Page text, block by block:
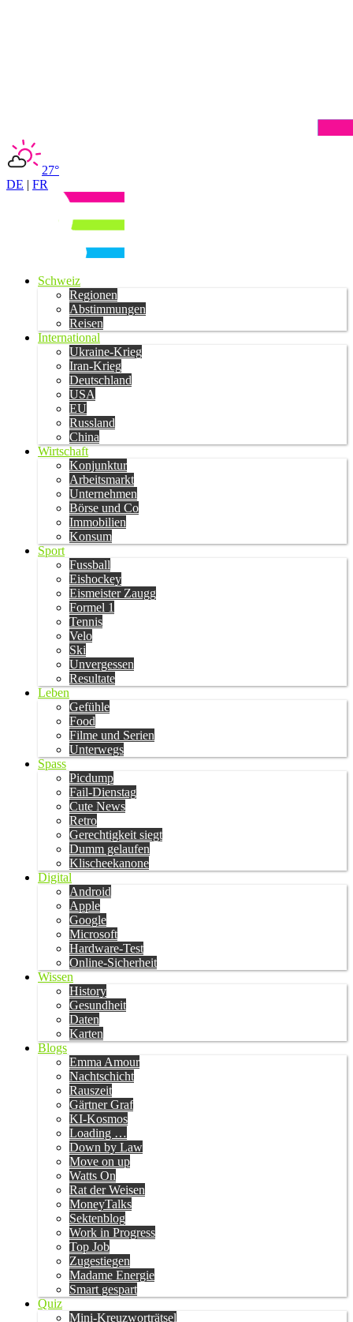
27°
DE | FR
Schweiz
Regionen
Abstimmungen
Reisen
International
Ukraine-Krieg
Iran-Krieg
Deutschland
USA
EU
Russland
China
Wirtschaft
Konjunktur
Arbeitsmarkt
Unternehmen
Börse und Co
Immobilien
Konsum
Sport
Fussball
Eishockey
Eismeister Zaugg
Formel 1
Tennis
Velo
Ski
Unvergessen
Resultate
Leben
Gefühle
Food
Filme und Serien
Unterwegs
Spass
Picdump
Fail-Dienstag
Cute News
Retro
Gerechtigkeit siegt
Dumm gelaufen
Klischeekanone
Digital
Android
Apple
Google
Microsoft
Hardware-Test
Online-Sicherheit
Wissen
History
Gesundheit
Daten
Karten
Blogs
Emma Amour
Nachtschicht
Rauszeit
Gärtner Graf
KI-Kosmos
Loading …
Down by Law
Move on up
Watts On
Rat der Weisen
MoneyTalks
Sektenblog
Work in Progress
Top Job
Zugestiegen
Madame Energie
Smart gespart
Quiz
Mini-Kreuzworträtsel